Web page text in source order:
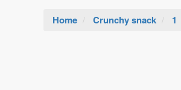
Home Crunchy snack 1